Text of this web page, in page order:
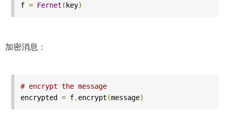
f = Fernet ( key)
加密消息：
# encrypt the message
encrypted =f. encrypt (message)